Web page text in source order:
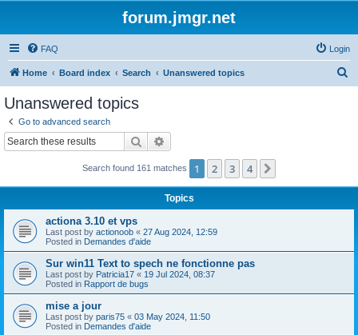
forum.jmgr.net
FAQ Login
Home Board index Search Unanswered topics
Unanswered topics
Go to advanced search
Search
Search found 161 matches 1 2 3 4
Topics
actiona 3.10 et vps
Last post by actionoob « 27 Aug 2024, 12:59
Posted in Demandes d'aide
Sur win11 Text to spech ne fonctionne pas
Last post by Patricia17 « 19 Jul 2024, 08:37
Posted in Rapport de bugs
mise a jour
Last post by paris75 « 03 May 2024, 11:50
Posted in Demandes d'aide